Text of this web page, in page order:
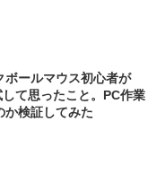
ボールマウス初心者が
して思ったこと。PC作業
か検証してみた